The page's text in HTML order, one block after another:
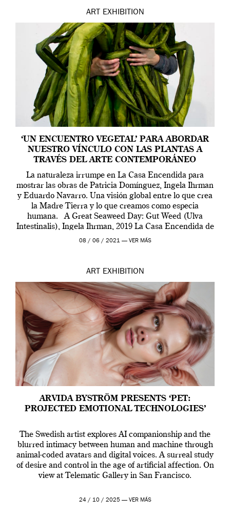
ART EXHIBITION
‘UN ENCUENTRO VEGETAL’ PARA ABORDAR
NUESTRO VÍNCULO CON LAS PLANTAS A
TRAVÉS DEL ARTE CONTEMPORÁNEO
La naturaleza irrumpe en La Casa Encendida para
mostrar las obras de Patricia Domínguez, Ingela Ihrman
y Eduardo Navarro. Una visión global entre lo que crea
la Madre Tierra y lo que creamos como especia
humana. A Great Seaweed Day: Gut Weed (Ulva
Intestinalis), Ingela Ihrman, 2019 La Casa Encendida de
Madrid y la Wellcome […]
08 / 06 / 2021 — VER MÁS
ART EXHIBITION
ARVIDA BYSTRÖM PRESENTS ‘PET:
PROJECTED EMOTIONAL TECHNOLOGIES’
The Swedish artist explores AI companionship and the
blurred intimacy between human and machine through
animal-coded avatars and digital voices. A surreal study
of desire and control in the age of artificial affection. On
view at Telematic Gallery in San Francisco.
24 / 10 / 2025 — VER MÁS